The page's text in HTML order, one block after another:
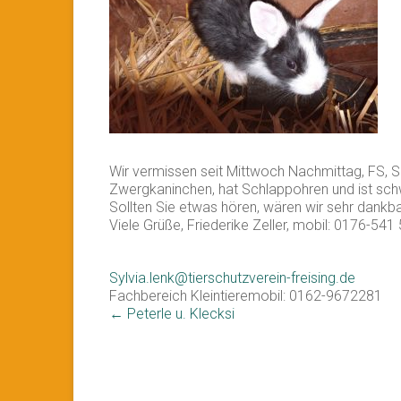
Wir vermissen seit Mittwoch Nachmittag, FS,
Zwergkaninchen, hat Schlappohren und ist
Sollten Sie etwas hören, wären wir sehr
Viele Grüße, Friederike Zeller, mobil: 0176-541
Sylvia.lenk@tierschutzverein-freising.de
Fachbereich Kleintieremobil: 0162-9672281
← Peterle u. Klecksi